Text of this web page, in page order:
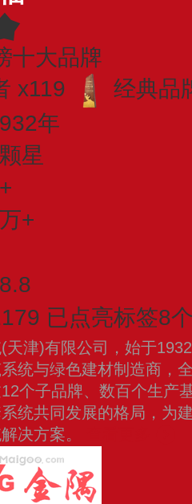
十大品牌
x119
经典品
年
星
+
已点亮标签8
天津)有限公司，始于
统与绿色建材制造商，
个子品牌、数百个生产
统共同发展的格局，为
决方案。